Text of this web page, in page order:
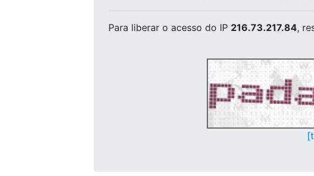
Para liberar o acesso do IP 216.73.217.84,